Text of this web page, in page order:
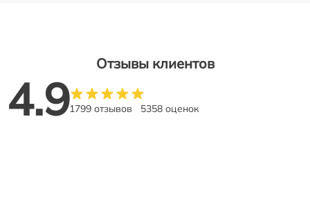
Отзывы клиентов
4.91799 отзывов 5358 оценок